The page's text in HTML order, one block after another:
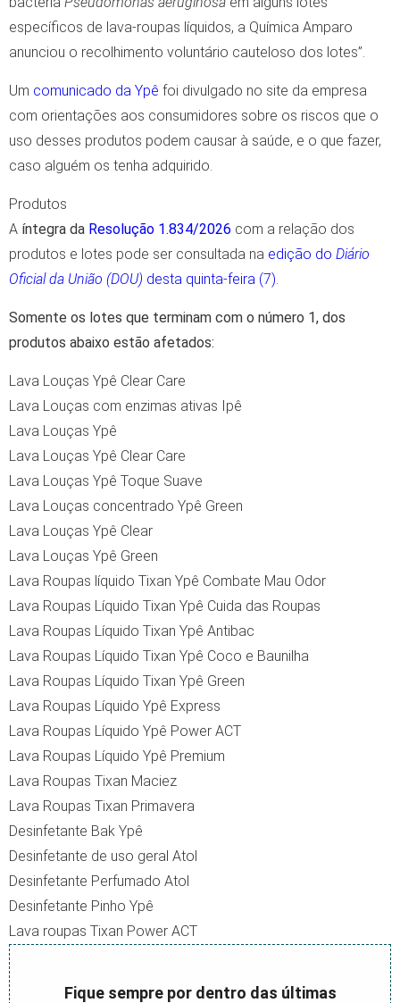
específicos de lava-roupas líquidos, a Química Amparo
anunciou o recolhimento voluntário cauteloso dos lotes”.
Um comunicado da Ypê foi divulgado no site da empresa
com orientações aos consumidores sobre os riscos que o
uso desses produtos podem causar à saúde, e o que fazer,
caso alguém os tenha adquirido.
Produtos
A íntegra da Resolução 1.834/2026 com a relação dos
produtos e lotes pode ser consultada na edição do Diário
Oficial da União (DOU) desta quinta-feira (7).
Somente os lotes que terminam com o número 1, dos
produtos abaixo estão afetados:
Lava Louças Ypê Clear Care
Lava Louças com enzimas ativas Ipê
Lava Louças Ypê
Lava Louças Ypê Clear Care
Lava Louças Ypê Toque Suave
Lava Louças concentrado Ypê Green
Lava Louças Ypê Clear
Lava Louças Ypê Green
Lava Roupas líquido Tixan Ypê Combate Mau Odor
Lava Roupas Líquido Tixan Ypê Cuida das Roupas
Lava Roupas Líquido Tixan Ypê Antibac
Lava Roupas Líquido Tixan Ypê Coco e Baunilha
Lava Roupas Líquido Tixan Ypê Green
Lava Roupas Líquido Ypê Express
Lava Roupas Líquido Ypê Power ACT
Lava Roupas Líquido Ypê Premium
Lava Roupas Tixan Maciez
Lava Roupas Tixan Primavera
Desinfetante Bak Ypê
Desinfetante de uso geral Atol
Desinfetante Perfumado Atol
Desinfetante Pinho Ypê
Lava roupas Tixan Power ACT
Fique sempre por dentro das últimas